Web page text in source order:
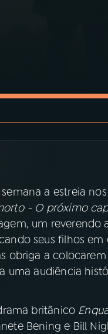
semana a estreia
- O próximo
um reverendo
seus filhos
obriga a
uma audiência
britânico
Bening e Bill